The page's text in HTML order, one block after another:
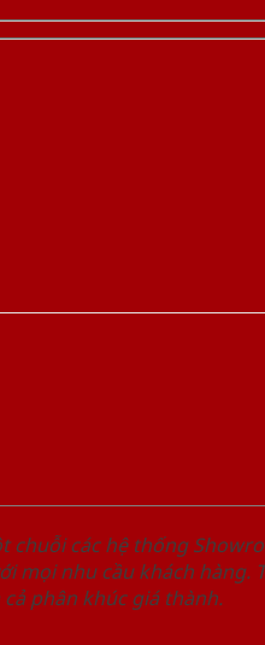
các hệ thống
nhu cầu khách hàng.
phân khúc giá thành.